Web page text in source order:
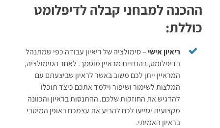
ההכנה למבחני קבלה לדיפלומט
כוללת:
ריאיון אישי– סימולציה של ריאיון עבודה כפי שמתנהל
בדיפלומט, בהנחיית מראיין מוסמך. לאחר הסימולציה,
המראיין ייתן לכם משוב באשר לראיון שביצעתם עם
המלצות לשימור ושיפור וילמד אתכם כיצד תוכלו
להדגיש את החוזקות שלכם. ההתנסות בראיון והכוונה
מקצועית יסייעו לכם להביע את עצמכם באופן המיטבי
בראיון האמיתי.